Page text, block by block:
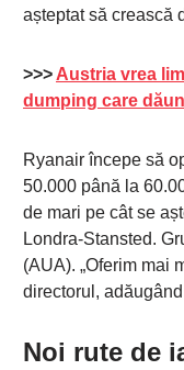
așteptat să crească
>>>Austria vrea
dumping care
Ryanair începe să
50.000 până la
de mari pe cât se
Londra-Stansted.
(AUA). „Oferim mai
directorul,
Noi rute de